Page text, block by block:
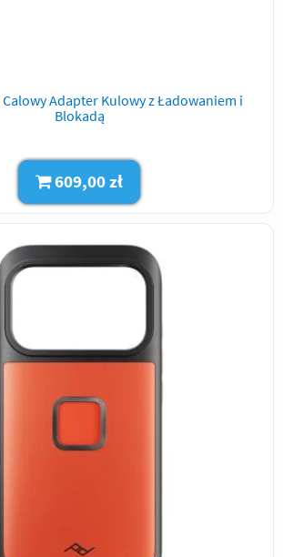
Calowy Adapter Kulowy z Ładowaniem i
Blokadą
609,00 zł